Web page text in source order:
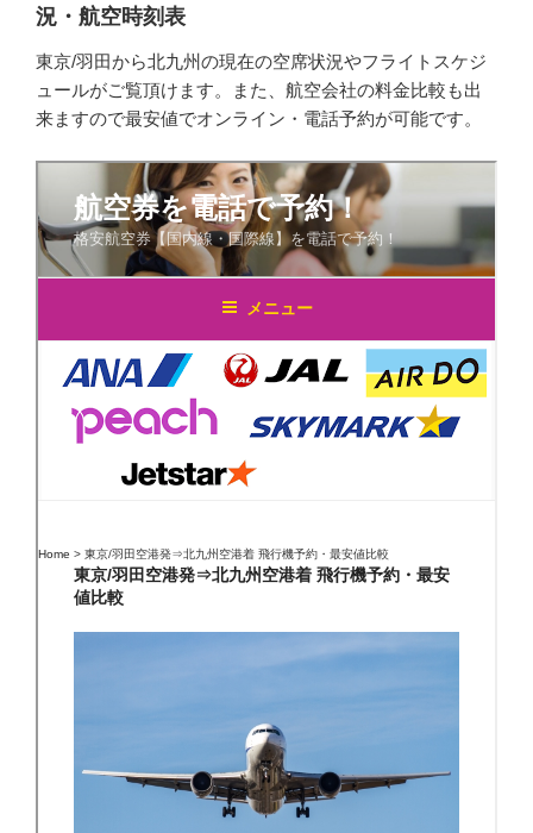
況・航空時刻表
東京/羽田から北九州の現在の空席状況やフライトスケジ
ュールがご覧頂けます。また、航空会社の料金比較も出
来ますので最安値でオンライン・電話予約が可能です。